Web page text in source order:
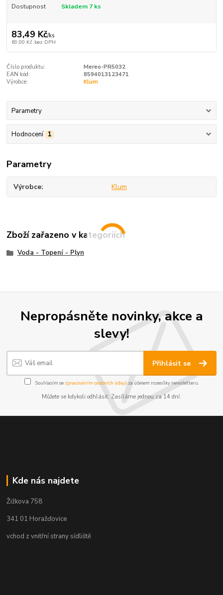
Dostupnost Skladem 7 ks
83,49 Kč/ks
69,00 Kč bez DPH
Číslo produktu:
Mereo-PR5032
EAN kód:
8594013123471
Výrobce:
Klum
Parametry
Hodnocení 1
Parametry
Výrobce Klum
Zboží zařazeno v kategoriích
Voda - Topení - Plyn
Nepropásněte novinky, akce a
slevy!
Přihlásit se
Souhlasím se zpracováním osobních údajůza účelem rozesílky newsletteru.
Můžete se kdykoli odhlásit. Zasíláme jednou za 14 dní.
Kde nás najdete
Žižkova 758
341 01 Horažďovice
vchod z vnitřní strany sídliště